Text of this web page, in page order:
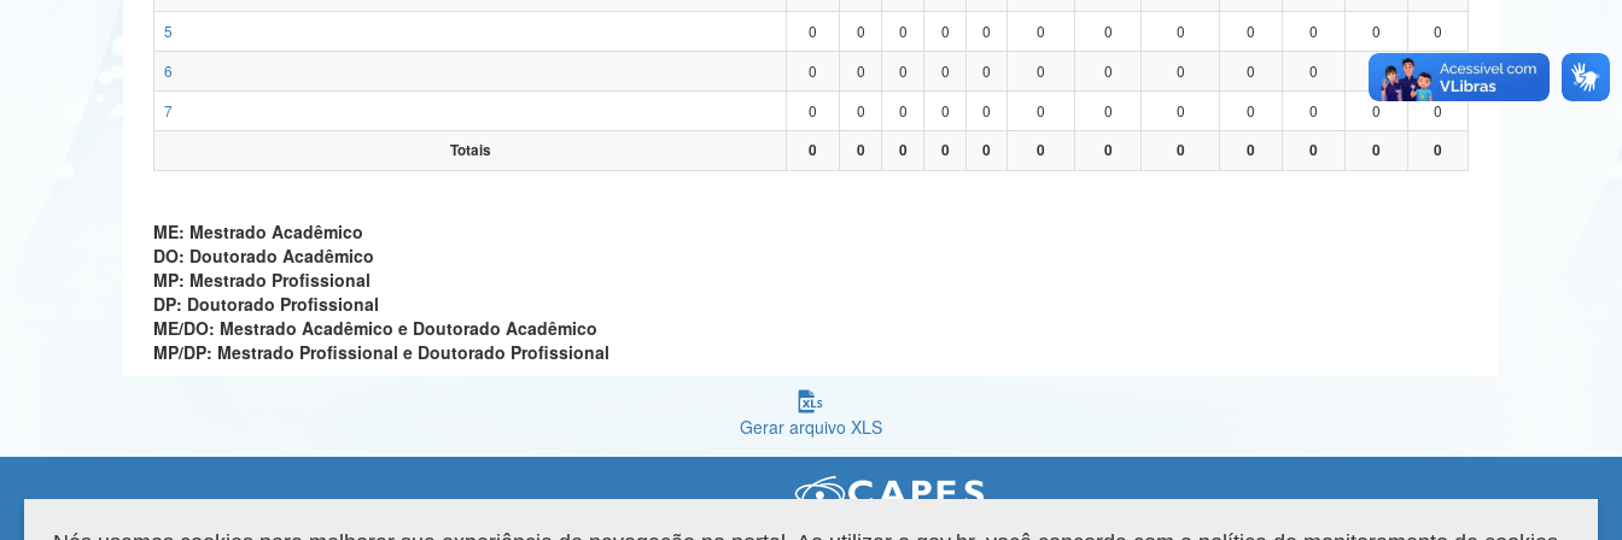
5
0 0 0 0 0 0 0 0 0 0 0
0
6
0 0 0 0 0 0 0 0 0 0
0
7
0 0 0 0 0 0 0 0 0 0 0
0
Totais
0 0 0 0 0 0 0 0 0 0 0 0
ME: Mestrado Acadêmico
DO: Doutorado Acadêmico
MP: Mestrado Profissional
DP: Doutorado Profissional
ME/DO: Mestrado Acadêmico e Doutorado Acadêmico
MP/DP: Mestrado Profissional e Doutorado Profissional
Gerar arquivo XLS